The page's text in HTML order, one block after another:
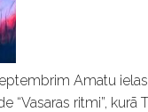
Amatu
“Vasaras ritmi”, kurā